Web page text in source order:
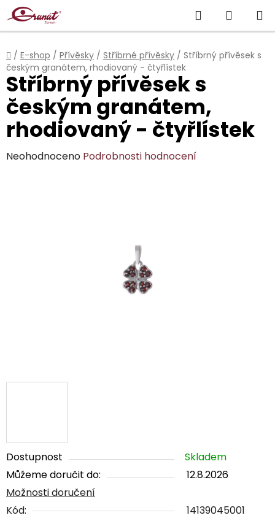
Přejít
na
obsah
Hledat
KOŠÍK
Domů
/ E-shop / Přívěsky / Stříbrné přívěsky / Stříbrný přívěsek s
českým granátem, rhodiovaný - čtyřlístek
Dostupnost
Skladem
Můžeme doručit do:
12.8.2026
Možnosti doručení
Kód:
14139045001
Stříbrný přívěsek s
českým granátem,
rhodiovaný - čtyřlístek
Průměrné
Neohodnoceno Podrobnosti hodnocení